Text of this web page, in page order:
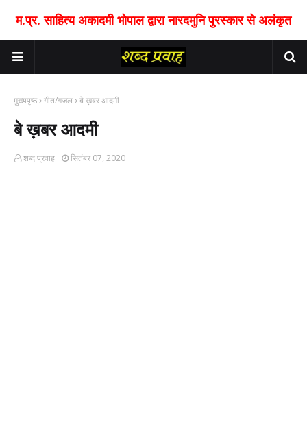
म.प्र. साहित्य अकादमी भोपाल द्वारा नारदमुनि पुरस्कार से अलंकृत
मुख्यपृष्ठ गीत/गजल बे ख़बर आदमी
बे ख़बर आदमी
शब्द प्रवाह सितंबर 07, 2020